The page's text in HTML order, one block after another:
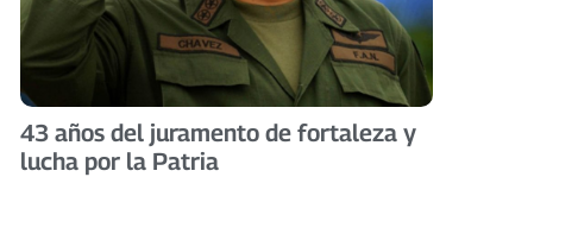
43 años del juramento de fortaleza y
lucha por la Patria